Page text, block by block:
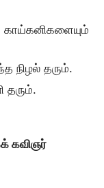
நிழல் தரும்.
தரும்.
கவிஞர்